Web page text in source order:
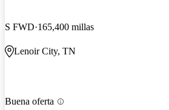
S FWD 165,400 millas
Lenoir City, TN
Buena oferta